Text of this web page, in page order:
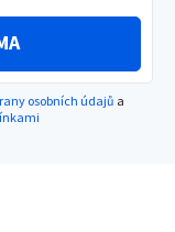
osobních údajů a